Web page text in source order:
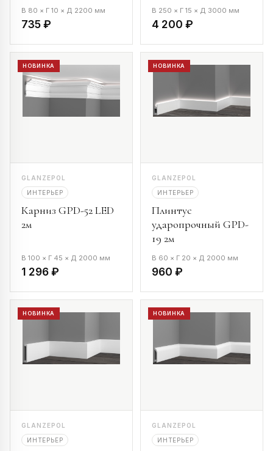
В 80 × Г 10 × Д 2200 мм
735 ₽
В 250 × Г 15 × Д 3000 мм
4 200 ₽
НОВИНКА
GLANZEPOL
ИНТЕРЬЕР
Карниз GPD-52 LED
2м
В 100 × Г 45 × Д 2000 мм
1 296 ₽
НОВИНКА
GLANZEPOL
ИНТЕРЬЕР
Плинтус
ударопрочный GPD-
19 2м
В 60 × Г 20 × Д 2000 мм
960 ₽
НОВИНКА
GLANZEPOL
ИНТЕРЬЕР
НОВИНКА
GLANZEPOL
ИНТЕРЬЕР